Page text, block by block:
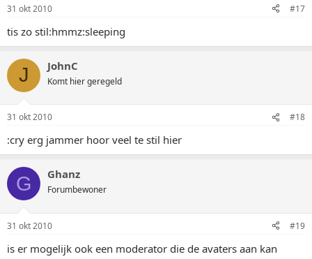
31 okt 2010 #17
tis zo stil:hmmz:sleeping
J JohnC
Komt hier geregeld
31 okt 2010 #18
:cry erg jammer hoor veel te stil hier
G Ghanz
Forumbewoner
31 okt 2010 #19
is er mogelijk ook een moderator die de avaters aan kan